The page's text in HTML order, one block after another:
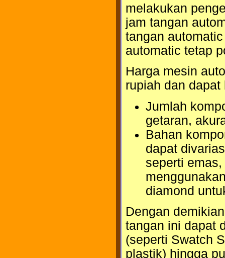
melakukan
jam tangan
tangan
automatic tetap
Harga mesin
rupiah dan
Jumlah
getaran,
Bahan
dapat
seperti
diamond
Dengan
tangan ini dapat
(seperti Swatch
plastik) hingga